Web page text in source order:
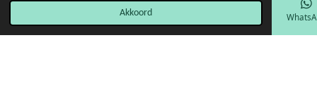
Akkoord